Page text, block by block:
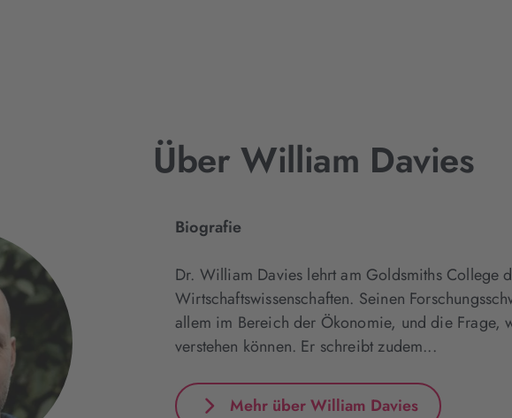
Über William Davies
Biografie
Dr. William Davies lehrt am Goldsmiths College
Wirtschaftswissenschaften. Seinen
allem im Bereich der Ökonomie, und die
verstehen können. Er schreibt zudem...
Mehr über William Davies